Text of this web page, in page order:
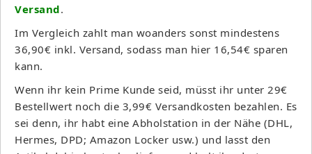
Versand.
Im Vergleich zahlt man woanders sonst mindestens
36,90€ inkl. Versand, sodass man hier 16,54€ sparen
kann.
Wenn ihr kein Prime Kunde seid, müsst ihr unter 29€
Bestellwert noch die 3,99€ Versandkosten bezahlen. Es
sei denn, ihr habt eine Abholstation in der Nähe (DHL,
Hermes, DPD; Amazon Locker usw.) und lasst den